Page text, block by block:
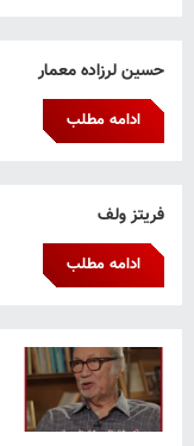
حسین لرزاده معمار
ادامه مطلب
فریتز ولف
ادامه مطلب